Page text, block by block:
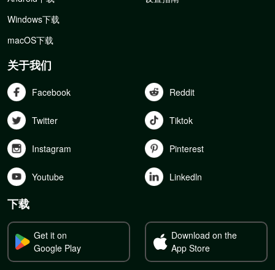
Windows下载
macOS下载
关于我们
Facebook Reddit
Twitter Tiktok
Instagram Pinterest
Youtube Linkedln
下载
Get it on
Google Play
Download on the
App Store